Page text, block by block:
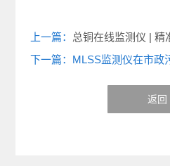
上一篇： 总铜在线监测仪 | 精
下一篇：MLSS监测仪在市政
返回